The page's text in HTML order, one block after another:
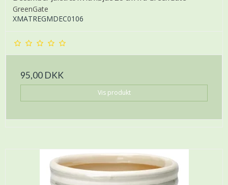
GreenGate
XMATREGMDEC0106
95,00 DKK
Vis produkt